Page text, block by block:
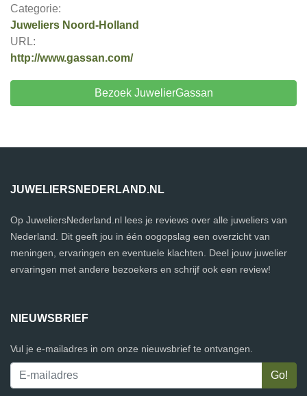
Categorie:
Juweliers Noord-Holland
URL:
http://www.gassan.com/
Bezoek JuwelierGassan
JUWELIERSNEDERLAND.NL
Op JuweliersNederland.nl lees je reviews over alle juweliers van
Nederland. Dit geeft jou in één oogopslag een overzicht van
meningen, ervaringen en eventuele klachten. Deel jouw juwelier
ervaringen met andere bezoekers en schrijf ook een review!
NIEUWSBRIEF
Vul je e-mailadres in om onze nieuwsbrief te ontvangen.